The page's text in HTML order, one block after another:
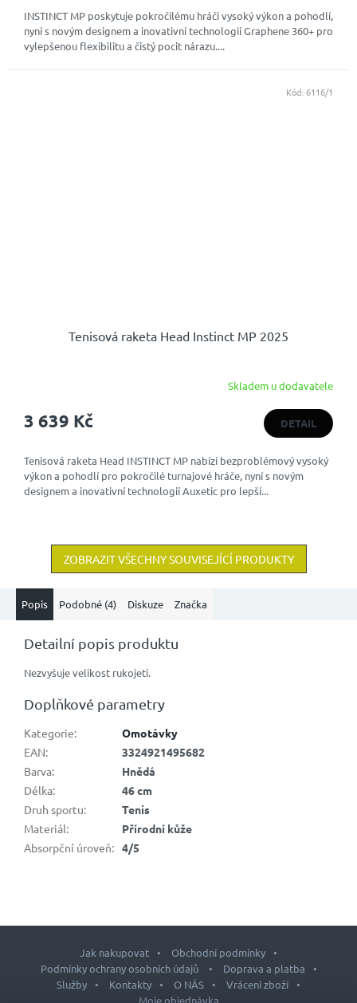
INSTINCT MP poskytuje pokročilému hráči vysoký výkon a pohodlí,
nyní s novým designem a inovativní technologií Graphene 360+ pro
vylepšenou flexibilitu a čistý pocit nárazu....
Tenisová raketa Head Instinct MP 2025
Skladem u dodavatele
3 639 Kč DETAIL
Tenisová raketa Head INSTINCT MP nabízí bezproblémový vysoký
výkon a pohodlí pro pokročilé turnajové hráče, nyní s novým
designem a inovativní technologií Auxetic pro lepší...
Kód: 6116/1
ZOBRAZIT VŠECHNY SOUVISEJÍCÍ PRODUKTY
Popis Podobné (4) Diskuze Značka
Detailní popis produktu
Nezvyšuje velikost rukojeti.
Doplňkové parametry
Kategorie:
Omotávky
EAN:
3324921495682
Barva:
Hnědá
Délka:
46 cm
Druh sportu:
Tenis
Materiál:
Přírodní kůže
Absorpční úroveň: 4/5
Jak nakupovat
Obchodní podmínky
Podmínky ochrany osobních údajů
Doprava a platba
Služby
Kontakty O NÁS
Vrácení zboží
Moje objednávka